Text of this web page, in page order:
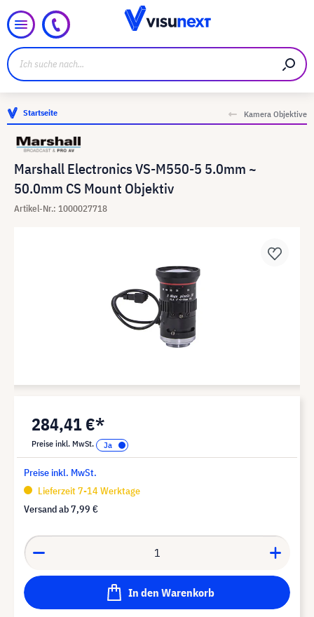
Startseite Kamera Objektive
Marshall Electronics VS-M550-5 5.0mm ~
50.0mm CS Mount Objektiv
Artikel-Nr.: 1000027718
284,41 €*
Preise inkl. MwSt.
Preise inkl. MwSt.
Lieferzeit 7-14 Werktage
Versand ab7,99 €
In den Warenkorb